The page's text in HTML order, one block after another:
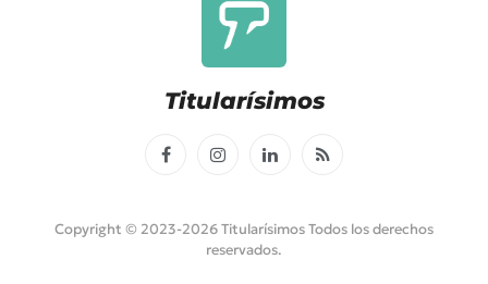
Titularísimos
FacebookInstagramLinkedInRSS
Copyright © 2023-2026 Titularísimos Todos los derechos
reservados.